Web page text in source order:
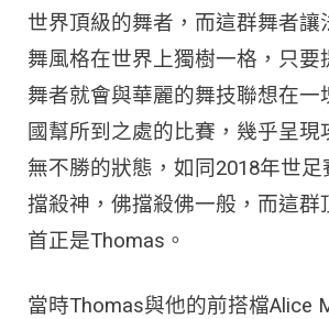
世界頂級的舞者，而這群舞者讓
舞風格在世界上獨樹一格，只要
舞者就會與華麗的舞技聯想在一
國幫所到之處的比賽，幾乎呈現
無不勝的狀態，如同2018年世
擋殺神，佛擋殺佛一般，而這群
首正是Thomas。
當時Thomas與他的前搭檔Alice